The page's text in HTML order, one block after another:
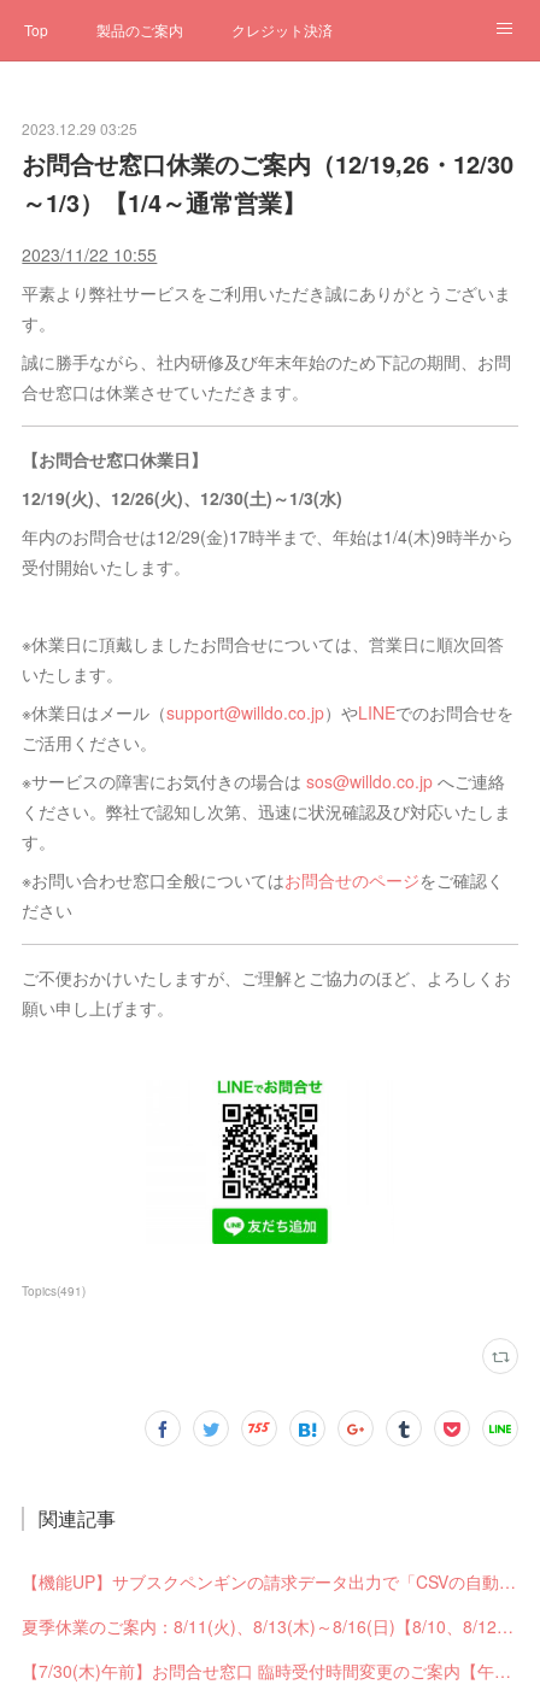
Top 製品のご案内 クレジット決済
クローゼット ステータス お問合せ
2023.12.29 03:25
お問合せ窓口休業のご案内（12/19,26・12/30
～1/3）【1/4～通常営業】
2023/11/22 10:55
平素より弊社サービスをご利用いただき誠にありがとうございま
す。
誠に勝手ながら、社内研修及び年末年始のため下記の期間、お問
合せ窓口は休業させていただきます。
【お問合せ窓口休業日】
12/19(火)、12/26(火)、12/30(土)～1/3(水)
年内のお問合せは12/29(金)17時半まで、年始は1/4(木)9時半から
受付開始いたします。
※休業日に頂戴しましたお問合せについては、営業日に順次回答
いたします。
※休業日はメール（support@willdo.co.jp）やLINEでのお問合せを
ご活用ください。
※サービスの障害にお気付きの場合はsos@willdo.co.jp へご連絡
ください。弊社で認知し次第、迅速に状況確認及び対応いたしま
す。
※お問い合わせ窓口全般についてはお問合せのページをご確認く
ださい
ご不便おかけいたしますが、ご理解とご協力のほど、よろしくお
願い申し上げます。
Topics(491)
関連記事
【機能UP】サブスクペンギンの請求データ出力で「CSVの自動分割出力」と「出力ステータスの確認」ができるようになりました！
夏季休業のご案内：8/11(火)、8/13(木)～8/16(日)【8/10、8/12は通常営業】
【7/30(木)午前】お問合せ窓口 臨時受付時間変更のご案内【午前の受付9：30～10:59】